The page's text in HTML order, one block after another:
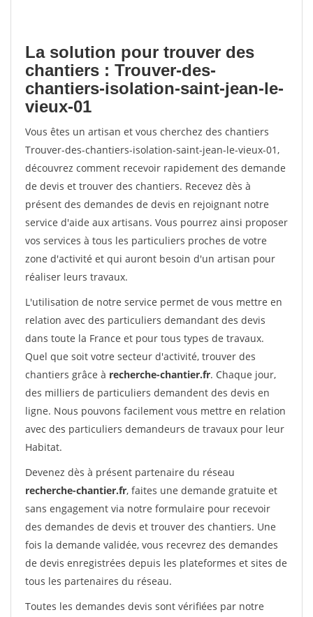
La solution pour trouver des
chantiers : Trouver-des-
chantiers-isolation-saint-jean-le-
vieux-01
Vous êtes un artisan et vous cherchez des chantiers
Trouver-des-chantiers-isolation-saint-jean-le-vieux-01,
découvrez comment recevoir rapidement des demande
de devis et trouver des chantiers. Recevez dès à
présent des demandes de devis en rejoignant notre
service d'aide aux artisans. Vous pourrez ainsi proposer
vos services à tous les particuliers proches de votre
zone d'activité et qui auront besoin d'un artisan pour
réaliser leurs travaux.
L'utilisation de notre service permet de vous mettre en
relation avec des particuliers demandant des devis
dans toute la France et pour tous types de travaux.
Quel que soit votre secteur d'activité, trouver des
chantiers grâce à recherche-chantier.fr. Chaque jour,
des milliers de particuliers demandent des devis en
ligne. Nous pouvons facilement vous mettre en relation
avec des particuliers demandeurs de travaux pour leur
Habitat.
Devenez dès à présent partenaire du réseau
recherche-chantier.fr, faites une demande gratuite et
sans engagement via notre formulaire pour recevoir
des demandes de devis et trouver des chantiers. Une
fois la demande validée, vous recevrez des demandes
de devis enregistrées depuis les plateformes et sites de
tous les partenaires du réseau.
Toutes les demandes devis sont vérifiées par notre